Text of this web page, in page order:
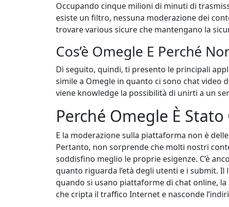
Occupando cinque milioni di minuti di
esiste un filtro, nessuna moderazione dei
trovare various sicure che mantengano la
Cos’è Omegle E Perché
Di seguito, quindi, ti presento le principali
simile a Omegle in quanto ci sono chat video
viene knowledge la possibilità di unirti a un
Perché Omegle È Stato
E la moderazione sulla piattaforma non è
Pertanto, non sorprende che molti nostri
soddisfino meglio le proprie esigenze. C’è
quanto riguarda l’età degli utenti e i submit.
quando si usano piattaforme di chat online,
che cripta il traffico Internet e nasconde